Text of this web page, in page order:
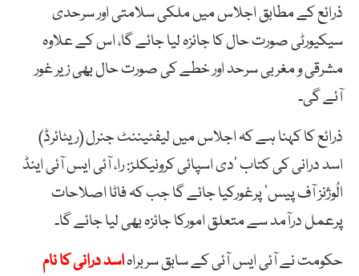
ذرائع کے مطابق اجلاس میں ملکی سلامتی اور سرحدی
سیکیورٹی صورت حال کا جائزہ لیا جائے گا، اس کے علاوہ
مشرقی و مغربی سرحد اور خطے کی صورت حال بھی زیر غور
آئے گی۔
ذرائع کا کہنا ہے کہ اجلاس میں لیفٹیننٹ جنرل (ریٹائرڈ)
اسد درانی کی کتاب ‘دی اسپائی کرونیکلز: را، آئی ایس آئی اینڈ
الُوژنز آف پیس’ پرغورکیا جائے گا جب کہ فاٹا اصلاحات
پرعمل درآمد سے متعلق امورکا جائزہ بھی لیا جائے گا۔
حکومت نے آئی ایس آئی کے سابق سربراہاسد درانی کا نام